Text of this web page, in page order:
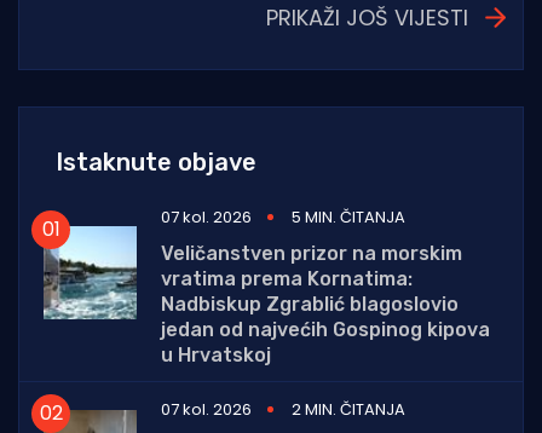
PRIKAŽI JOŠ VIJESTI
Istaknute objave
07 kol. 2026
5 MIN. ČITANJA
Veličanstven prizor na morskim
vratima prema Kornatima:
Nadbiskup Zgrablić blagoslovio
jedan od najvećih Gospinog kipova
u Hrvatskoj
07 kol. 2026 2 MIN. ČITANJA